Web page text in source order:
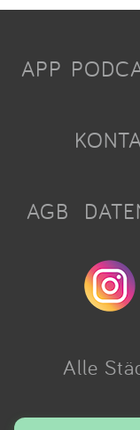
APP
AGB
Alle